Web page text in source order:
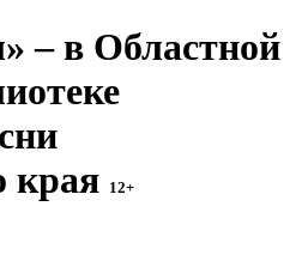
– в Областной
края 12+